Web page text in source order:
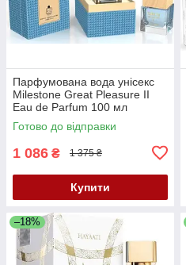
Парфумована вода унісекс
Milestone Great Pleasure II
Eau de Parfum 100 мл
Готово до відправки
1 086 ₴ 1 375 ₴
Купити
–18%